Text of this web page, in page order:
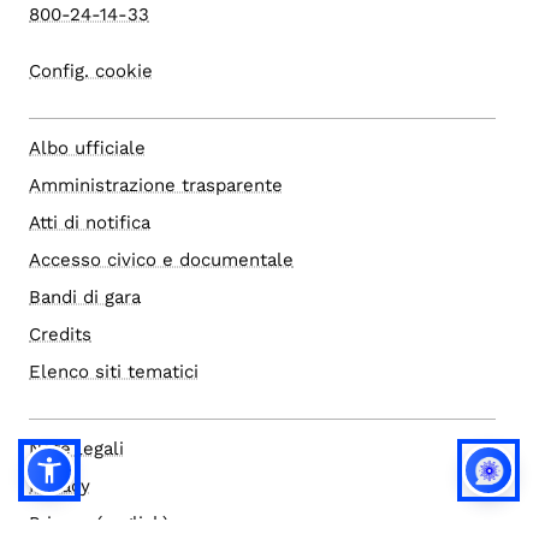
800-24-14-33
Config. cookie
Albo ufficiale
Amministrazione trasparente
Atti di notifica
Accesso civico e documentale
Bandi di gara
Credits
Elenco siti tematici
Note legali
Privacy
Privacy (english)